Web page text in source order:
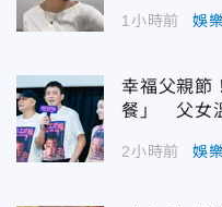
1小時前 娛
幸福父親節
餐」 父女
2小時前 娛